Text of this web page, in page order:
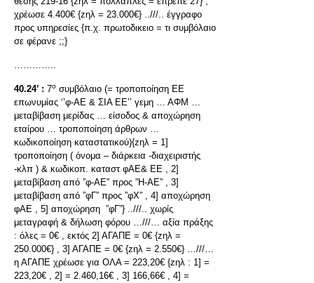
χρέωσε 4.400€ {zηλ = 23.000€} ..///.. έγγραφο
προς υπηρεσίες {π.χ. πρωτοδικειο = τι συμβόλαιο
σε φέρανε ;;}
…………..
40.24’ : 7ο συμβόλαιο (= τροποποίηση ΕΕ
επωνυμίας ‘’φ-ΑΕ & ΣΙΑ ΕΕ’’ γεμη … ΑΦΜ …
μεταβίβαση μερίδας … είσοδος & αποχώρηση
εταίρου … τροποποίηση άρθρων …
κωδικοποίηση καταστατικού){zηλ = 1]
τροποποίηση ( όνομα – διάρκεια -διαχειριστής
-κλπ ) & κωδικοπ. καταστ φΑΕ& ΕΕ , 2]
μεταβίβαση από ”φ-ΑΕ” προς ”Η-ΑΕ” , 3]
μεταβίβαση από ”φΓ” προς ”φΧ” , 4] αποχώρηση
φΑΕ , 5] αποχώρηση ”φΓ”} ..///.. χωρίς
μεταγραφή & δήλωση φόρου …///… αξία πράξης
: όλες = 0€ , εκτός 2] ΑΓΑΠΕ = 0€ {zηλ =
250.000€} , 3] ΑΓΑΠΕ = 0€ {zηλ = 2.550€} …///…
η ΑΓΑΠΕ χρέωσε για ΟΛΑ = 223,20€ {zηλ : 1] =
223,20€ , 2] = 2.460,16€ , 3] 166,66€ , 4] =